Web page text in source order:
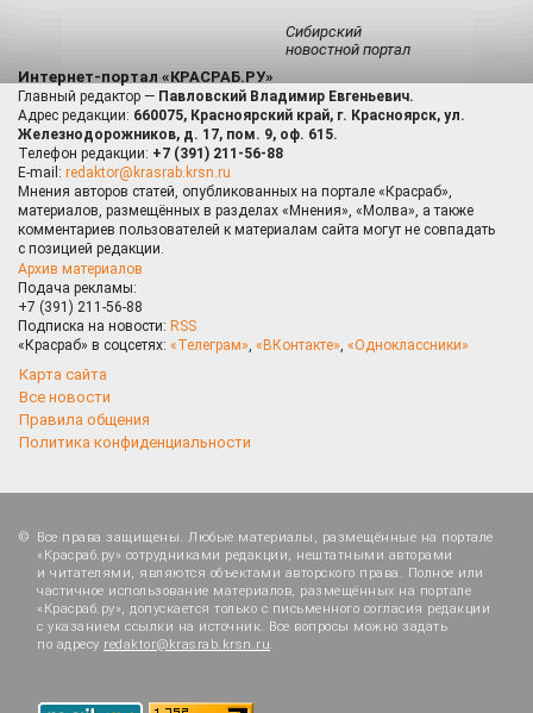
Сибирский
новостной портал
Интернет-портал «КРАСРАБ.РУ»
Главный редактор — Павловский Владимир Евгеньевич.
Адрес редакции: 660075, Красноярский край, г. Красноярск, ул.
Железнодорожников, д. 17, пом. 9, оф. 615.
Телефон редакции: +7 (391) 211-56-88
E-mail: redaktor@krasrab.krsn.ru
Мнения авторов статей, опубликованных на портале «Красраб»,
материалов, размещённых в разделах «Мнения», «Молва», а также
комментариев пользователей к материалам сайта могут не совпадать
с позицией редакции.
Архив материалов
Подача рекламы:
+7 (391) 211-56-88
Подписка на новости: RSS
«Красраб» в соцсетях: «Телеграм», «ВКонтакте», «Одноклассники»
Карта сайта
Все новости
Правила общения
Политика конфиденциальности
Все права защищены. Любые материалы, размещённые на портале
«Красраб.ру» сотрудниками редакции, нештатными авторами
и читателями, являются объектами авторского права. Полное или
частичное использование материалов, размещённых на портале
«Красраб.ру», допускается только с письменного согласия редакции
с указанием ссылки на источник. Все вопросы можно задать
по адресу redaktor@krasrab.krsn.ru.